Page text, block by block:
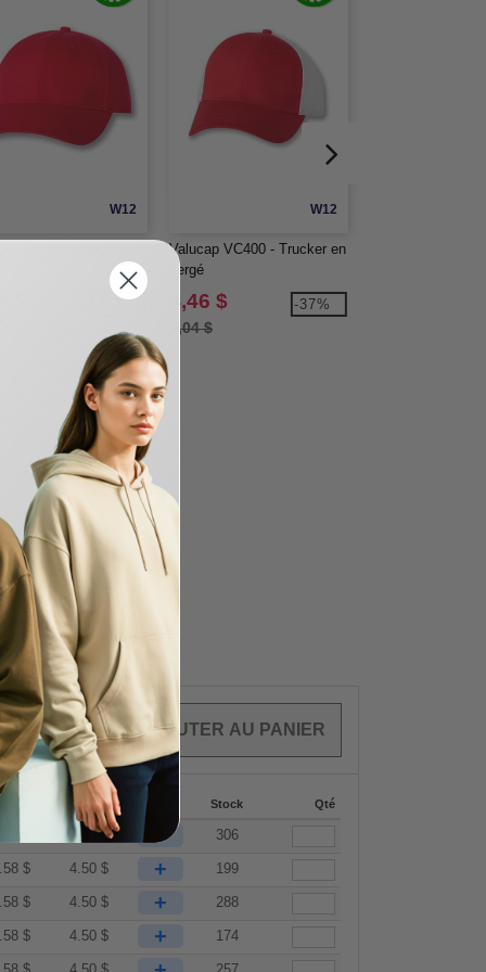
W12
-34%
W12
Valucap VC400 - Trucker en
sergé
4,46 $
7,04 $
-37%
0.00$
287 288 + Stock Qté
4.58 4.50$ + 306
$ 4.50 $ + 199
$ 4.50 $ + 288
$ 4.50 $ + 174